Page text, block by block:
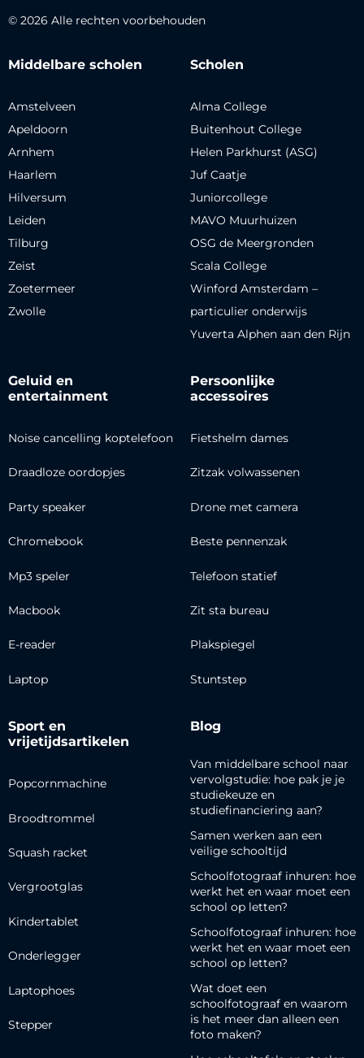
© 2026 Alle rechten voorbehouden
Middelbare scholen
Amstelveen
Apeldoorn
Arnhem
Haarlem
Hilversum
Leiden
Tilburg
Zeist
Zoetermeer
Zwolle
Scholen
Alma College
Buitenhout College
Helen Parkhurst (ASG)
Juf Caatje
Juniorcollege
MAVO Muurhuizen
OSG de Meergronden
Scala College
Winford Amsterdam –
particulier onderwijs
Yuverta Alphen aan den Rijn
Geluid en
entertainment
Noise cancelling koptelefoon
Draadloze oordopjes
Party speaker
Chromebook
Mp3 speler
Macbook
E-reader
Laptop
Persoonlijke
accessoires
Fietshelm dames
Zitzak volwassenen
Drone met camera
Beste pennenzak
Telefoon statief
Zit sta bureau
Plakspiegel
Stuntstep
Sport en
vrijetijdsartikelen
Popcornmachine
Broodtrommel
Squash racket
Vergrootglas
Kindertablet
Onderlegger
Laptophoes
Stepper
Blog
Van middelbare school naar
vervolgstudie: hoe pak je je
studiekeuze en
studiefinanciering aan?
Samen werken aan een
veilige schooltijd
Schoolfotograaf inhuren: hoe
werkt het en waar moet een
school op letten?
Schoolfotograaf inhuren: hoe
werkt het en waar moet een
school op letten?
Wat doet een
schoolfotograaf en waarom
is het meer dan alleen een
foto maken?